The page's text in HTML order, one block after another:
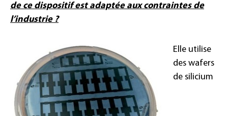
de ce dispositif est adaptée aux contraintes de
l’industrie ?
Elle utilise
des wafers
de silicium